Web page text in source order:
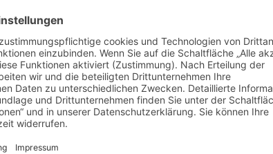
Mönchengladbach
Trends der Textil- und Bekleidungsindustrie!
Mönchengladbach GmbH zusammen mit